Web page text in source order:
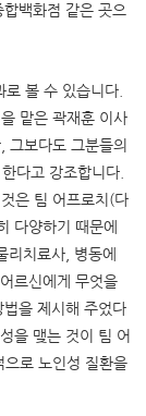
백화점 같은 곳으
로 볼 수 있습니다.
맡은 곽재훈 이사
그보다도 그분들의
다고 강조합니다.
은 팀 어프로치(다
다양하기 때문에
리치료사, 병동에
르신에게 무엇을
을 제시해 주었다
을 맺는 것이 팀 어
으로 노인성 질환을